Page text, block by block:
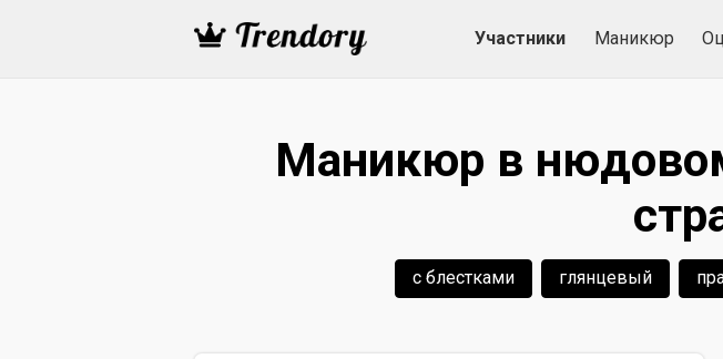
Участники Маникюр
Маникюр в
с блестками глянцевый